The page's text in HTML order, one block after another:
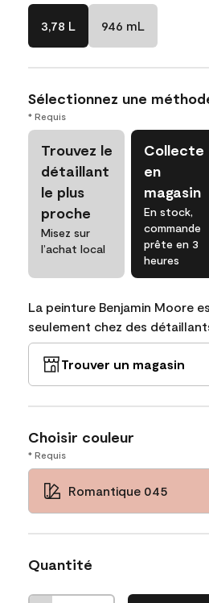
3,78 L 946 mL
Sélectionnez une
* Requis
Trouvez le
détaillant
le plus
proche
Misez sur
l’achat local
Collecte
en
magasin
En stock,
commande
prête en 3
heures
La peinture Benjamin Moore
seulement chez des
Trouver un magasin
Choisir couleur
* Requis
Romantique 045
Quantité